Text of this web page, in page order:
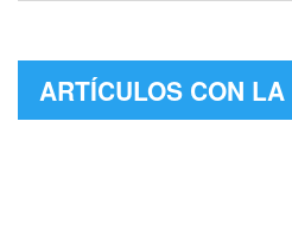
ARTÍCULOS CON